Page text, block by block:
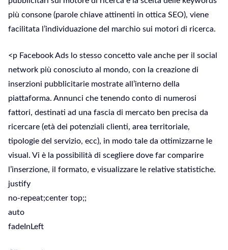
più consone (parole chiave attinenti in ottica SEO), viene
facilitata l’individuazione del marchio sui motori di ricerca.
<p Facebook Ads lo stesso concetto vale anche per il social
network più conosciuto al mondo, con la creazione di
inserzioni pubblicitarie mostrate all’interno della
piattaforma. Annunci che tenendo conto di numerosi
fattori, destinati ad una fascia di mercato ben precisa da
ricercare (età dei potenziali clienti, area territoriale,
tipologie del servizio, ecc), in modo tale da ottimizzarne le
visual. Vi è la possibilità di scegliere dove far comparire
l’inserzione, il formato, e visualizzare le relative statistiche.
justify
no-repeat;center top;;
auto
fadeInLeft